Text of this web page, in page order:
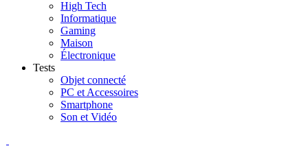
High Tech
Informatique
Gaming
Maison
Électronique
Tests
Objet connecté
PC et Accessoires
Smartphone
Son et Vidéo